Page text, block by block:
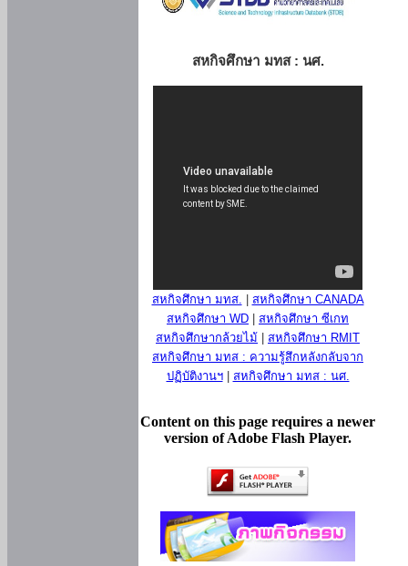
สหกิจศึกษา มทส : นศ.
สหกิจศึกษา มทส.
สหกิจศึกษา CANADA
สหกิจศึกษา WD
สหกิจศึกษา ซีเกท
สหกิจศึกษากล้วยไม้
สหกิจศึกษา RMIT
สหกิจศึกษา มทส : ความรู้สึกหลังกลับจาก
ปฏิบัติงานฯ| สหกิจศึกษา มทส : นศ.
Content on this page requires a newer
version of Adobe Flash Player.